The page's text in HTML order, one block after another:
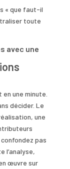
« que faut-il
toute
avec une
une minute.
décider. Le
une
pas
l’analyse,
œuvre sur